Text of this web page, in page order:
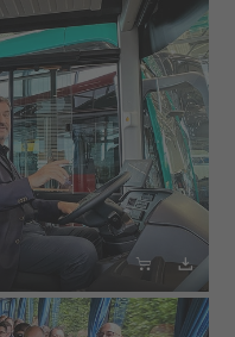
 